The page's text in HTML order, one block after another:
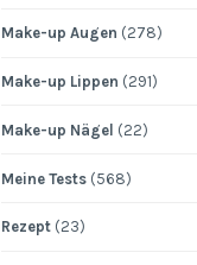
Make-up Augen (278)
Make-up Lippen (291)
Make-up Nägel (22)
Meine Tests(568)
Rezept(23)